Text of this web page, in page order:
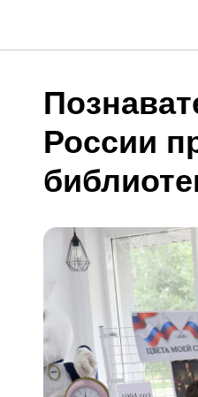
России